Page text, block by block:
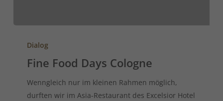
Dialog
Fine Food Days Cologne
Wenngleich nur im kleinen Rahmen möglich,
durften wir im Asia-Restaurant des Excelsior Hotel